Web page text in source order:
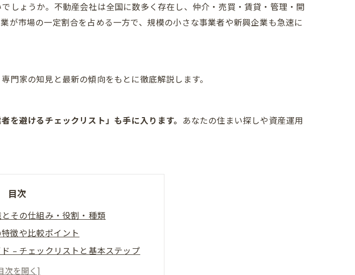
しょうか。不動産会社は全国に数多く存在し、仲介・売買・賃貸・管理・開
が市場の一定割合を占める一方で、規模の小さな事業者や新興企業も急速に
門家の知見と最新の傾向をもとに徹底解説します。
を避けるチェックリスト」も手に入ります。 あなたの住まい探しや資産運用
目次
その仕組み・役割・種類
徴や比較ポイント
– チェックリストと基本ステップ
トラブル事例